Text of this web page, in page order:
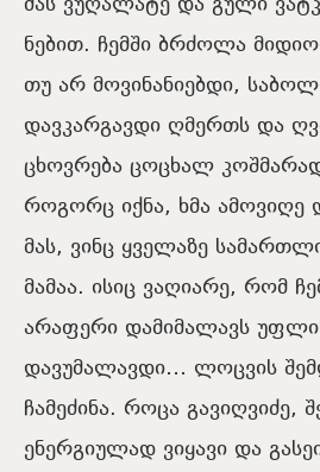
ნებით. ჩემში ბრძოლა
თუ არ მოვინანიებდი,
დავკარგავდი ღმერთს და
ცხოვრება ცოცხალ
როგორც იქნა, ხმა ამოვიღე
მას, ვინც ყველაზე
მამაა. ისიც ვაღიარე, რომ
არაფერი დამიმალავს
დავუმალავდი… ლოცვის
ჩამეძინა. როცა გავიღვიძე,
ენერგიულად ვიყავი და